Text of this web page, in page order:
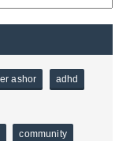
ashor adhd
community